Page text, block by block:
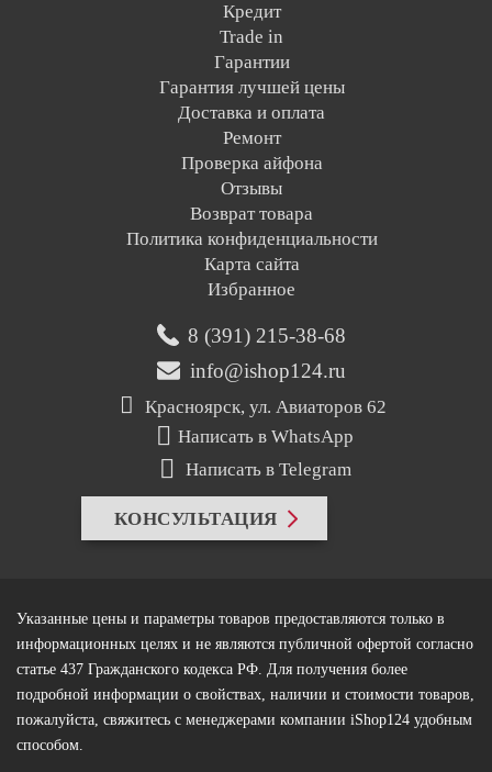
Кредит
Trade in
Гарантии
Гарантия лучшей цены
Доставка и оплата
Ремонт
Проверка айфона
Отзывы
Возврат товара
Политика конфиденциальности
Карта сайта
Избранное
8 (391) 215-38-68
info@ishop124.ru
Красноярск, ул. Авиаторов 62
Написать в WhatsApp
Написать в Telegram
КОНСУЛЬТАЦИЯ
Указанные цены и параметры товаров предоставляются только в
информационных целях и не являются публичной офертой согласно
статье 437 Гражданского кодекса РФ. Для получения более
подробной информации о свойствах, наличии и стоимости товаров,
пожалуйста, свяжитесь с менеджерами компании iShop124 удобным
способом.